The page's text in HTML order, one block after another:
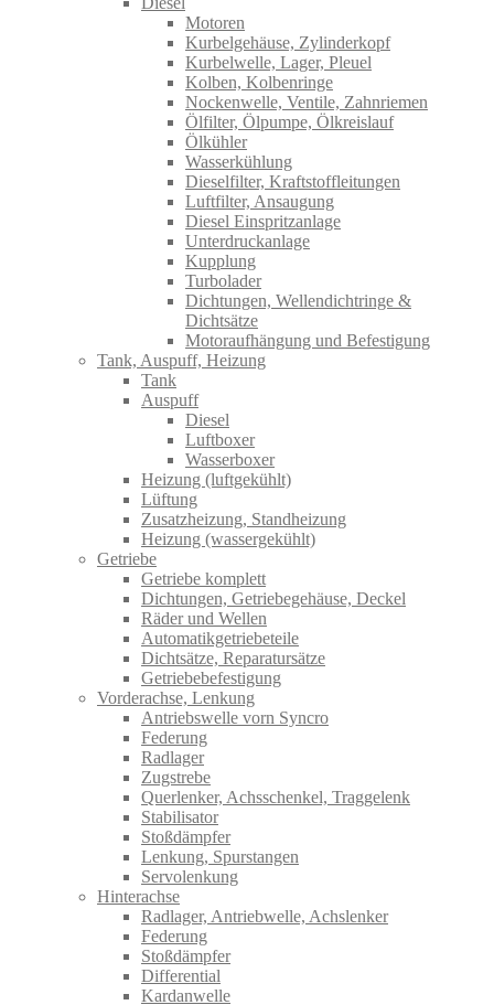
Motoren
Kurbelgehäuse, Zylinderkopf
Kurbelwelle, Lager, Pleuel
Kolben, Kolbenringe
Nockenwelle, Ventile, Zahnriemen
Ölfilter, Ölpumpe, Ölkreislauf
Ölkühler
Wasserkühlung
Dieselfilter, Kraftstoffleitungen
Luftfilter, Ansaugung
Diesel Einspritzanlage
Unterdruckanlage
Kupplung
Turbolader
Dichtungen, Wellendichtringe &
Dichtsätze
Motoraufhängung und Befestigung
Tank, Auspuff, Heizung
Tank
Auspuff
Diesel
Luftboxer
Wasserboxer
Heizung (luftgekühlt)
Lüftung
Zusatzheizung, Standheizung
Heizung (wassergekühlt)
Getriebe
Getriebe komplett
Dichtungen, Getriebegehäuse, Deckel
Räder und Wellen
Automatikgetriebeteile
Dichtsätze, Reparatursätze
Getriebebefestigung
Vorderachse, Lenkung
Antriebswelle vorn Syncro
Federung
Radlager
Zugstrebe
Querlenker, Achsschenkel, Traggelenk
Stabilisator
Stoßdämpfer
Lenkung, Spurstangen
Servolenkung
Hinterachse
Radlager, Antriebwelle, Achslenker
Federung
Stoßdämpfer
Differential
Kardanwelle